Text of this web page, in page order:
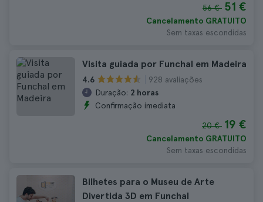
56 € 51 €
Cancelamento GRATUITO
Sem taxas escondidas
Visita guiada por Funchal em Madeira
4.6
928 avaliações
Duração: 2 horas
Confirmação imediata
20 € 19 €
Cancelamento GRATUITO
Sem taxas escondidas
Bilhetes para o Museu de Arte
Divertida 3D em Funchal